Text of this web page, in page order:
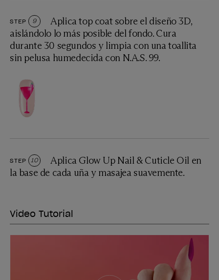
STEP 9
Aplica top coat sobre el diseño 3D,
aislándolo lo más posible del fondo. Cura
durante 30 segundos y limpia con una toallita
sin pelusa humedecida con N.A.S. 99.
STEP 10
Aplica Glow Up Nail & Cuticle Oil en
la base de cada uña y masajea suavemente.
Video Tutorial